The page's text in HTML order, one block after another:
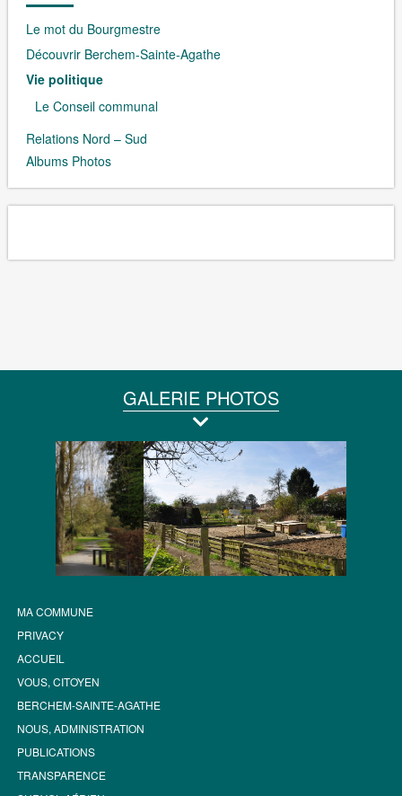
Le mot du Bourgmestre
Découvrir Berchem-Sainte-Agathe
Vie politique
Le Conseil communal
Relations Nord – Sud
Albums Photos
GALERIE PHOTOS
MA COMMUNE
PRIVACY
ACCUEIL
VOUS, CITOYEN
BERCHEM-SAINTE-AGATHE
NOUS, ADMINISTRATION
PUBLICATIONS
TRANSPARENCE